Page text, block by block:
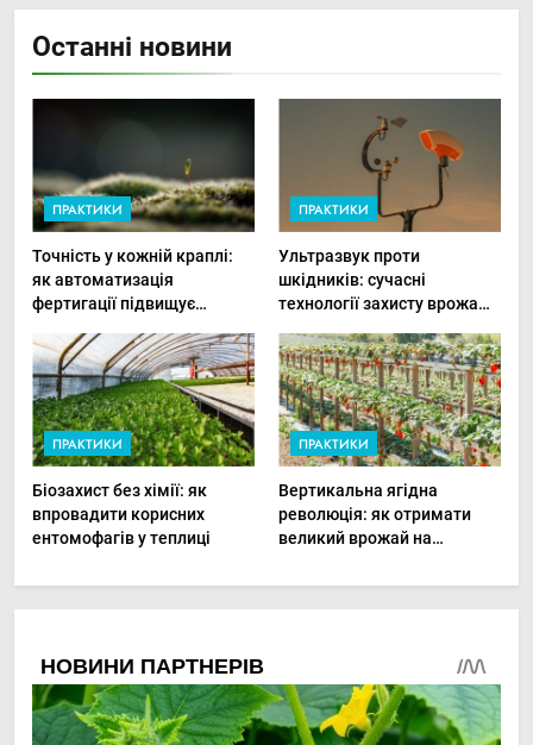
Останні новини
ПРАКТИКИ
Точність у кожній краплі:
як автоматизація
фертигації підвищує
ПРАКТИКИ
Ультразвук проти
шкідників: сучасні
технології захисту врожаю
ПРАКТИКИ
Біозахист без хімії: як
впровадити корисних
ентомофагів у теплиці
ПРАКТИКИ
Вертикальна ягідна
революція: як отримати
великий врожай на